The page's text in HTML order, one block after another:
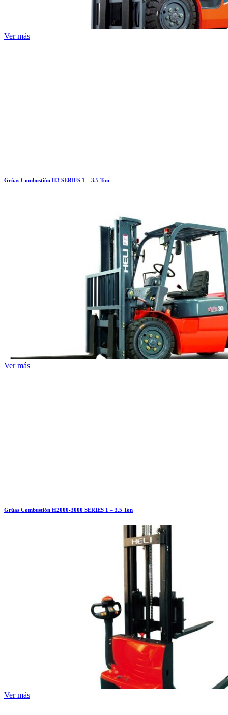
Ver más
Grúas Combustión H3 SERIES 1 – 3.5 Ton
Ver más
Grúas Combustión H2000-3000 SERIES 1 – 3.5 Ton
Ver más